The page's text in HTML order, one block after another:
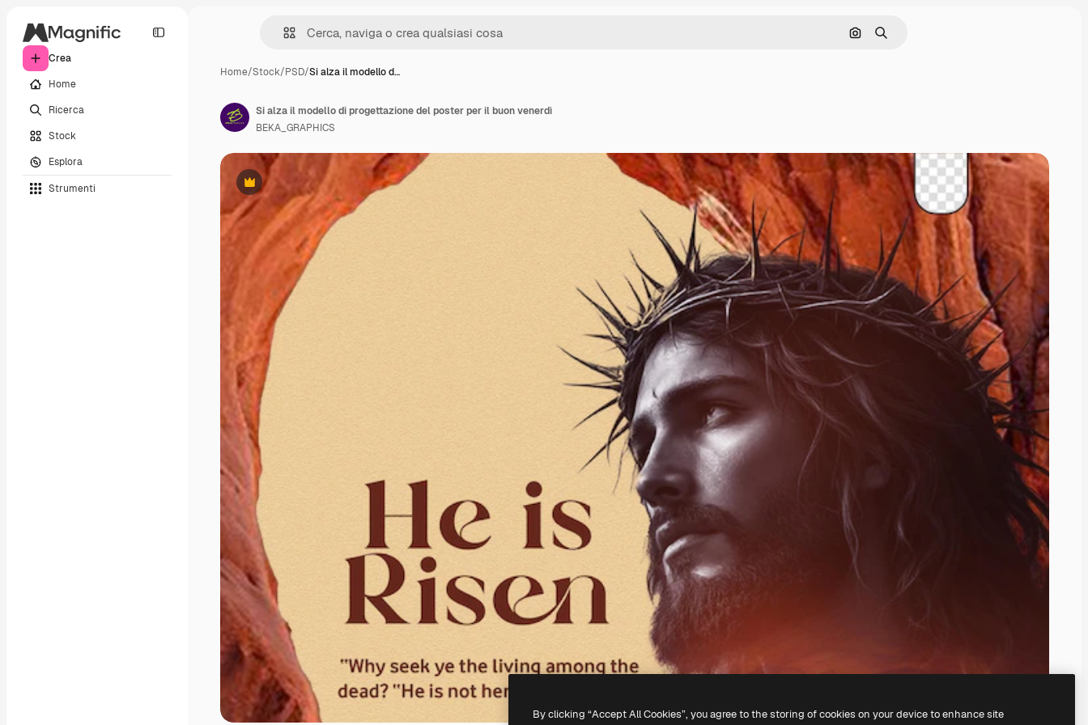
Crea
Home
Ricerca
Stock
Esplora
Strumenti
Cerca per immagine
Ricerca
Home/Stock/PSD/Si alza il modello d…
Premium
Si alza il modello di progettazione del poster per il buon venerdì
BEKA_GRAPHICS
By clicking “Accept All Cookies”, you agree to the storing of cookies on your device to enhance site